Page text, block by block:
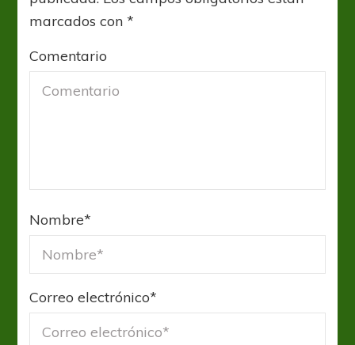
marcados con*
Comentario
Nombre*
Correo electrónico*